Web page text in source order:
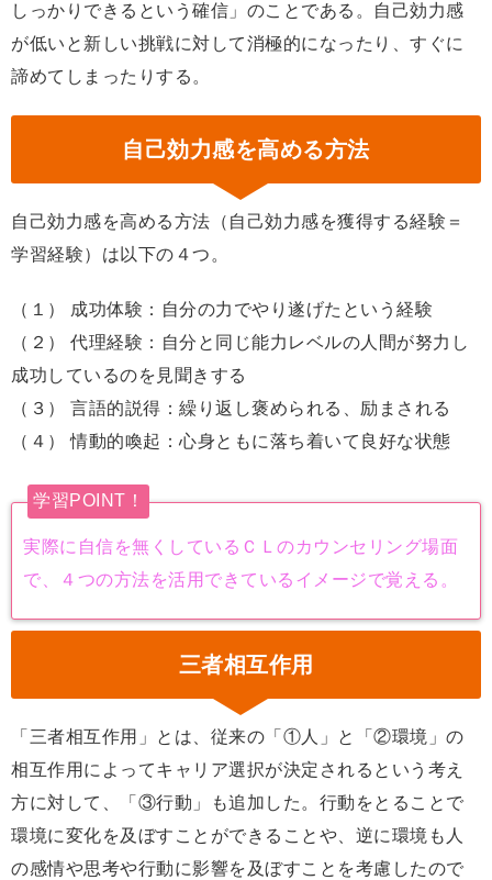
しっかりできるという確信」のことである。自己効力感
が低いと新しい挑戦に対して消極的になったり、すぐに
諦めてしまったりする。
自己効力感を高める方法
自己効力感を高める方法（自己効力感を獲得する経験＝
学習経験）は以下の４つ。
（１） 成功体験：自分の力でやり遂げたという経験
（２） 代理経験：自分と同じ能力レベルの人間が努力し
成功しているのを見聞きする
（３） 言語的説得：繰り返し褒められる、励まされる
（４） 情動的喚起：心身ともに落ち着いて良好な状態
学習POINT！
実際に自信を無くしているＣＬのカウンセリング場面
で、４つの方法を活用できているイメージで覚える。
三者相互作用
「三者相互作用」とは、従来の「①人」と「②環境」の
相互作用によってキャリア選択が決定されるという考え
方に対して、「③行動」も追加した。行動をとることで
環境に変化を及ぼすことができることや、逆に環境も人
の感情や思考や行動に影響を及ぼすことを考慮したので